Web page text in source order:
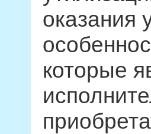
оказания
которые